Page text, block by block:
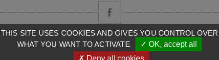
Copyright © 2026 CAMPA. Tous droits réservés.
THIS SITE USES COOKIES AND GIVES YOU CONTROL OVER
WHAT YOU WANT TO ACTIVATE
✓ OK, accept all
✗ Deny all cookies